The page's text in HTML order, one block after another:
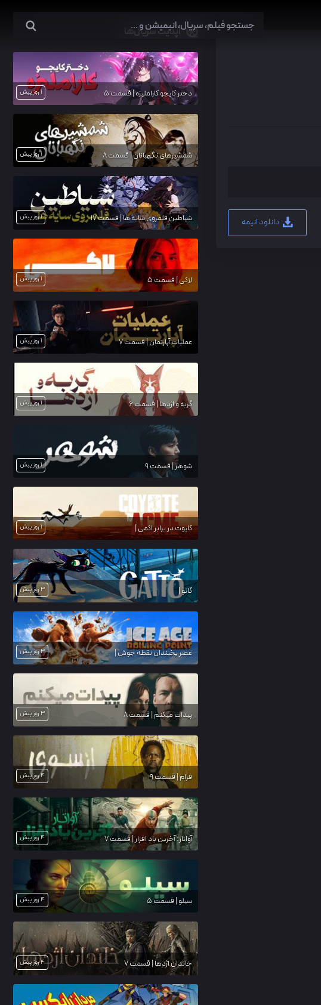
دانلود انیمه
آپدیت سریال‌ها
دختر کایجو کاراملیزه | قسمت 5 1 روز پیش
شمشیرهای نگهبانان | قسمت 8 1 روز پیش
شیاطین قلمروی سایه ها | قسمت 17 1 روز پیش
لاکی | قسمت 5 1 روز پیش
عملیات آپارتمان | قسمت 7 1 روز پیش
گربه و اژدها | قسمت 6 1 روز پیش
شوهر | قسمت 9 1 روز پیش
کایوت در برابر اکمی | 1 روز پیش
گاتو | 3 روز پیش
عصر یخبندان نقطه جوش | 3 روز پیش
پیدات میکنم | قسمت 8 3 روز پیش
فرام | قسمت 9 4 روز پیش
آواتار: آخرین باد افزار | قسمت 7 4 روز پیش
سیلو | قسمت 5 4 روز پیش
خاندان اژدها | قسمت 7 4 روز پیش